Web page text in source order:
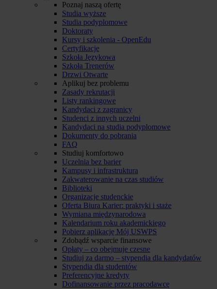
Poznaj naszą ofertę
Studia wyższe
Studia podyplomowe
Doktoraty
Kursy i szkolenia - OpenEdu
Certyfikacje
Szkoła Językowa
Szkoła Trenerów
Drzwi Otwarte
Aplikuj bez problemu
Zasady rekrutacji
Listy rankingowe
Kandydaci z zagranicy
Studenci z innych uczelni
Kandydaci na studia podyplomowe
Dokumenty do pobrania
FAQ
Studiuj komfortowo
Uczelnia bez barier
Kampusy i infrastruktura
Zakwaterowanie na czas studiów
Biblioteki
Organizacje studenckie
Oferta Biura Karier: praktyki i staże
Wymiana międzynarodowa
Kalendarium roku akademickiego
Pobierz aplikację Mój USWPS
Zdobądź wsparcie finansowe
Opłaty – co obejmuje czesne
Studiuj za darmo – stypendia dla kandydatów
Stypendia dla studentów
Preferencyjne kredyty
Dofinansowanie przez pracodawcę